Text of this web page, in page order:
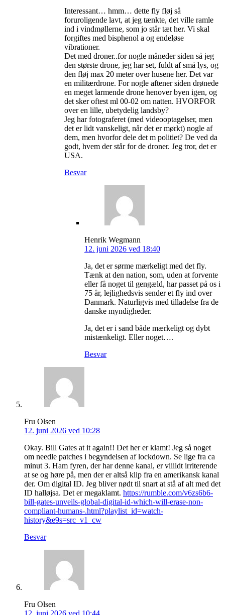
Interessant… hmm… dette fly fløj så
foruroligende lavt, at jeg tænkte, det ville ramle
ind i vindmøllerne, som jo står tæt her. Vi skal
forgiftes med bisphenol a og endeløse
vibrationer.
Det med droner..for nogle måneder siden så jeg
den største drone, jeg har set, fuldt af små lys, og
den fløj max 20 meter over husene her. Det var
en militærdrone. For nogle aftener siden drønede
en meget larmende drone henover byen igen, og
det sker oftest ml 00-02 om natten. HVORFOR
over en lille, ubetydelig landsby?
Jeg har fotograferet (med videooptagelser, men
det er lidt vanskeligt, når det er mørkt) nogle af
dem, men hvorfor dele det m politiet? De ved da
godt, hvem der står for de droner. Jeg tror, det er
USA.
Besvar
Henrik Wegmann
12. juni 2026 ved 18:40
Ja, det er sørme mærkeligt med det fly.
Tænk at den nation, som, uden at forvente
eller få noget til gengæld, har passet på os i
75 år, lejlighedsvis sender et fly ind over
Danmark. Naturligvis med tilladelse fra de
danske myndigheder.
Ja, det er i sand både mærkeligt og dybt
mistænkeligt. Eller noget….
Besvar
Fru Olsen
12. juni 2026 ved 10:28
Okay. Bill Gates at it again!! Det her er klamt! Jeg så noget
om needle patches i begyndelsen af lockdown. Se lige fra ca
minut 3. Ham fyren, der har denne kanal, er viiildt irriterende
at se og høre på, men der er altså klip fra en amerikansk kanal
der. Om digital ID. Jeg bliver nødt til snart at stå af alt med det
ID halløjsa. Det er megaklamt. https://rumble.com/v6zs6b6-
bill-gates-unveils-global-digital-id-which-will-erase-non-
compliant-humans-.html?playlist_id=watch-
history&e9s=src_v1_cw
Besvar
Fru Olsen